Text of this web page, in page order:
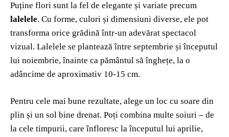
Puține flori sunt la fel de elegante și variate precum
lalelele. Cu forme, culori și dimensiuni diverse, ele pot
transforma orice grădină într-un adevărat spectacol
vizual. Lalelele se plantează între septembrie și începutul
lui noiembrie, înainte ca pământul să înghețe, la o
adâncime de aproximativ 10-15 cm.
Pentru cele mai bune rezultate, alege un loc cu soare din
plin și un sol bine drenat. Poți combina multe soiuri – de
la cele timpurii, care înfloresc la începutul lui aprilie,